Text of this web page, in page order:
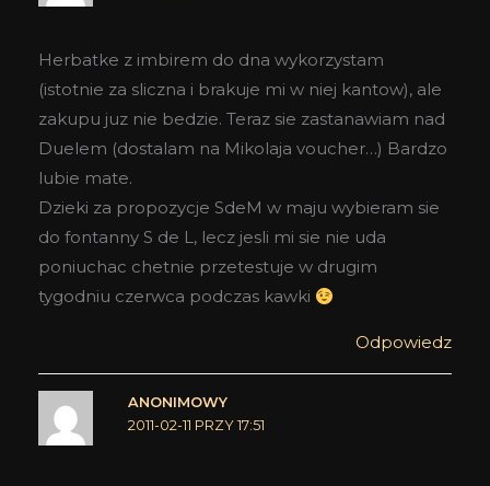
Herbatke z imbirem do dna wykorzystam
(istotnie za sliczna i brakuje mi w niej kantow), ale
zakupu juz nie bedzie. Teraz sie zastanawiam nad
Duelem (dostalam na Mikolaja voucher…) Bardzo
lubie mate.
Dzieki za propozycje SdeM w maju wybieram sie
do fontanny S de L, lecz jesli mi sie nie uda
poniuchac chetnie przetestuje w drugim
tygodniu czerwca podczas kawki
Odpowiedz
ANONIMOWY
2011-02-11 PRZY 17:51